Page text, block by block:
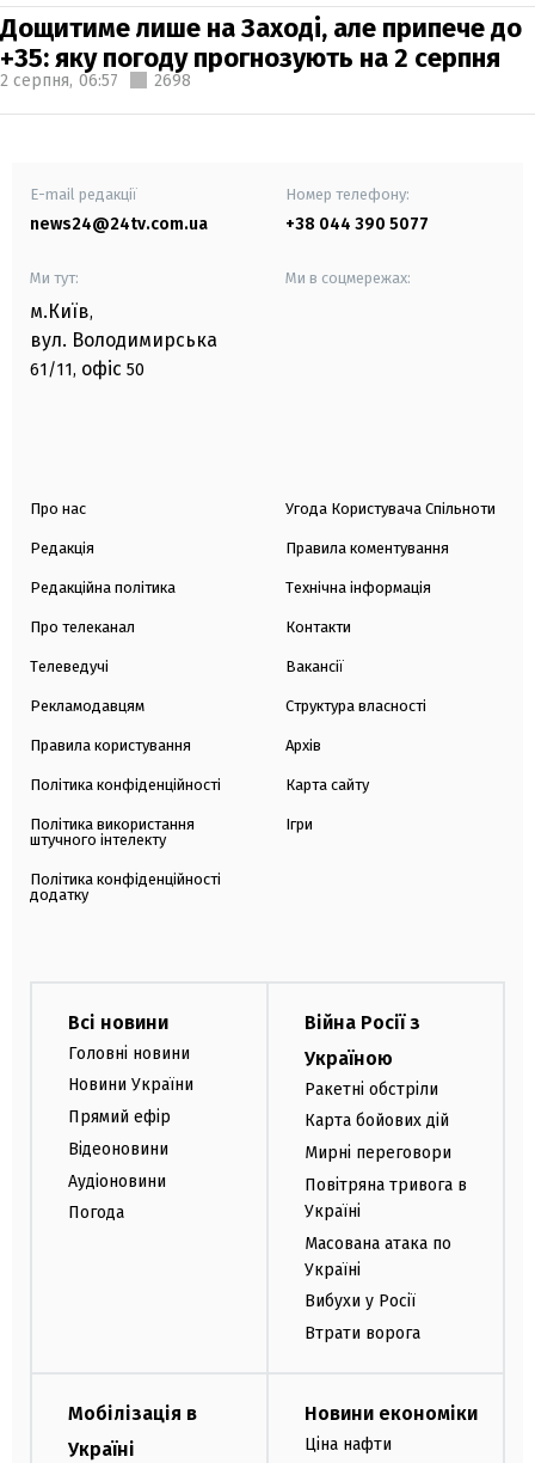
Дощитиме лише на Заході, але припече до
+35: яку погоду прогнозують на 2 серпня
2 серпня, 06:57 2698
E-mail редакції
news24@24tv.com.ua
Номер телефону:
+38 044 390 5077
Ми тут:
м.Київ,
вул. Володимирська
61/11, офіс 50
Ми в соцмережах:
Про нас
Редакція
Редакційна політика
Про телеканал
Телеведучі
Рекламодавцям
Правила користування
Політика конфіденційності
Політика використання
штучного інтелекту
Політика конфіденційності
додатку
Угода Користувача Спільноти
Правила коментування
Технічна інформація
Контакти
Вакансії
Структура власності
Архів
Карта сайту
Ігри
Всі новини
Головні новини
Новини України
Прямий ефір
Відеоновини
Аудіоновини
Погода
Війна Росії з
Україною
Ракетні обстріли
Карта бойових дій
Мирні переговори
Повітряна тривога в
Україні
Масована атака по
Україні
Вибухи у Росії
Втрати ворога
Мобілізація в
Україні
Новини економіки
Ціна нафти